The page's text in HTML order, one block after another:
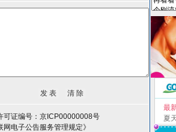
可证编号：京ICP00000008号
网电子公告服务管理规定》
最
夏